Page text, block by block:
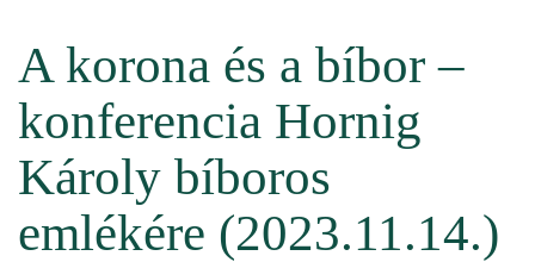
A korona és a bíbor –
konferencia Hornig
Károly bíboros
emlékére (2023.11.14.)